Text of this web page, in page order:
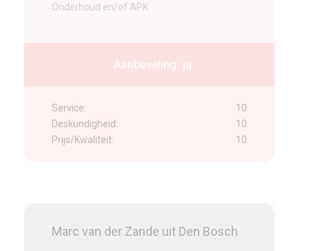
Onderhoud en/of APK
Aanbeveling: ja
Service:
10
Deskundigheid:
10
Prijs/Kwaliteit:
10
Marc van der Zande uit Den Bosch